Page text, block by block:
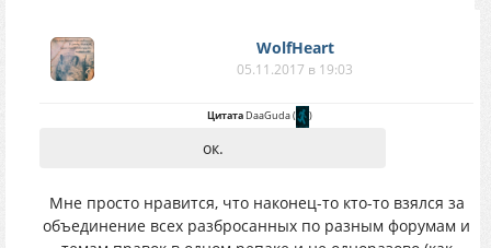
WolfHeart
05.11.2017 в 19:03
ЦитатаDaaGuda( )
ок.
Мне просто нравится, что наконец-то кто-то взялся за
объединение всех разбросанных по разным форумам и